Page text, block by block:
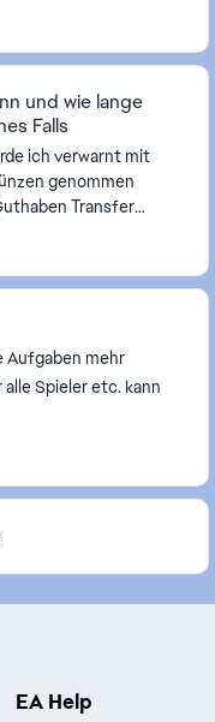
und wie lange
Falls
ich verwarnt mit
genommen
Transfer
Tage Üv Trading
Aufgaben mehr
Spieler etc. kann
EA Help